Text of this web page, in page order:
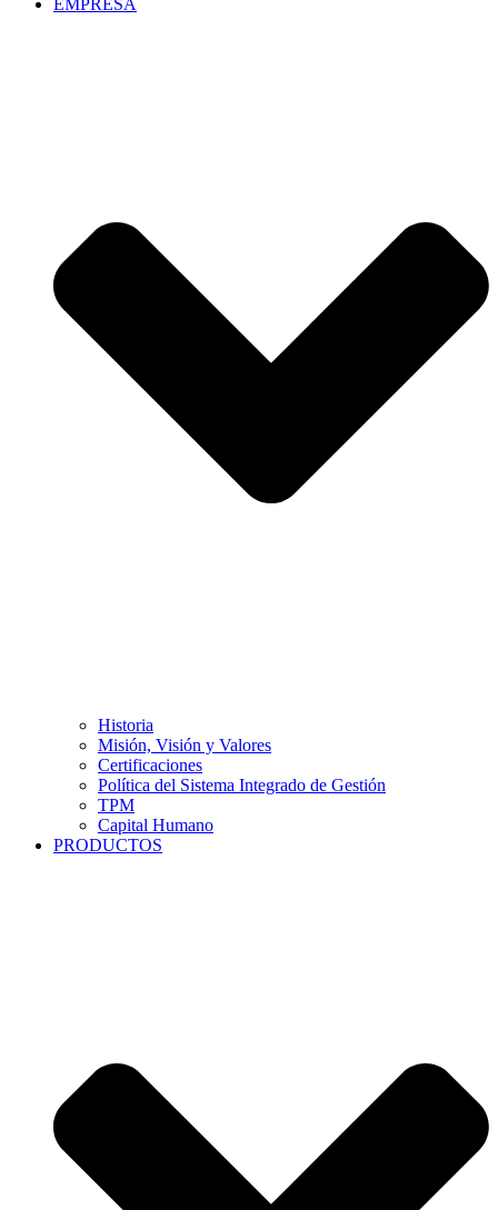
Historia
Misión, Visión y Valores
Certificaciones
Política del Sistema Integrado de Gestión
TPM
Capital Humano
PRODUCTOS